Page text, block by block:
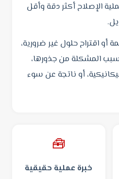
الإصلاح أكثر دقة وأقل
أو اقتراح حلول غير ضرورية،
سبب المشكلة من جذورها،
أو ناتجة عن سوء
🧰
خبرة عملية حقيقية